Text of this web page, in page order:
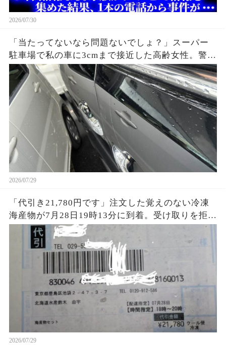
2026/07/30
「当たってないなら問題ないでしょ？」スーパー
駐車場で私の車に3cmまで接近した高齢女性。警備
員が防犯カメラを再生すると、入庫前の危険行為
まで映っていて…
2026/07/29
「代引き21,780円です」注文した覚えのない冷凍
海産物が7月28日19時13分に到着。受け取りを拒否
すると、数分後に知らない番号から電話が…
2026/07/29